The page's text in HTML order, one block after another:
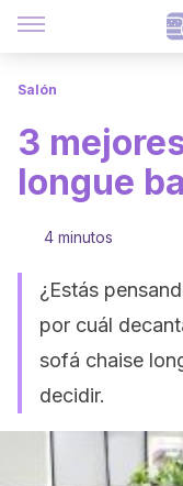
Salón
3
longue
4 minutos
¿Estás
por cuál
sofá chaise
decidir.